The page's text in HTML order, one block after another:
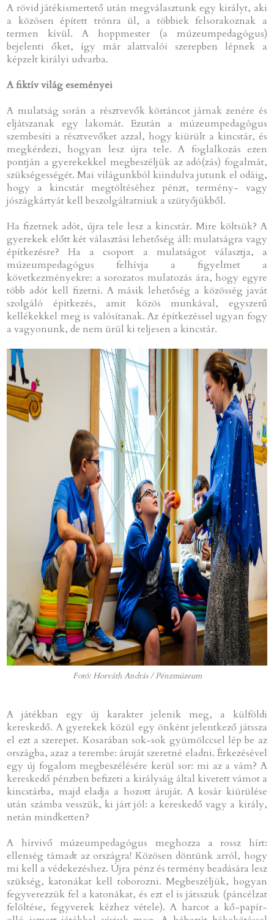
A rövid játékismertető után megválasztunk egy királyt, aki
a közösen épített trónra ül, a többiek felsorakoznak a
termen kívül. A hoppmester (a múzeumpedagógus)
bejelenti őket, így már alattvalói szerepben lépnek a
képzelt királyi udvarba.
A fiktív világ eseményei
A mulatság során a résztvevők körtáncot járnak zenére és
eljátszanak egy lakomát. Ezután a múzeumpedagógus
szembesíti a résztvevőket azzal, hogy kiürült a kincstár, és
megkérdezi, hogyan lesz újra tele. A foglalkozás ezen
pontján a gyerekekkel megbeszéljük az adó(zás) fogalmát,
szükségességét. Mai világunkból kiindulva jutunk el odáig,
hogy a kincstár megtöltéséhez pénzt, termény- vagy
jószágkártyát kell beszolgáltatniuk a szütyőjükből.
Ha fizetnek adót, újra tele lesz a kincstár. Mire költsük? A
gyerekek előtt két választási lehetőség áll: mulatságra vagy
építkezésre? Ha a csoport a mulatságot választja, a
múzeumpedagógus felhívja a figyelmet a
következményekre: a sorozatos mulatozás ára, hogy egyre
több adót kell fizetni. A másik lehetőség a közösség javát
szolgáló építkezés, amit közös munkával, egyszerű
kellékekkel meg is valósítanak. Az építkezéssel ugyan fogy
a vagyonunk, de nem ürül ki teljesen a kincstár.
Fotó: Horváth András / Pénzmúzeum
A játékban egy új karakter jelenik meg, a külföldi
kereskedő. A gyerekek közül egy önként jelentkező játssza
el ezt a szerepet. Kosarában sok-sok gyümölccsel lép be az
országba, azaz a terembe: áruját szeretné eladni. Érkezésével
egy új fogalom megbeszélésére kerül sor: mi az a vám? A
kereskedő pénzben befizeti a királyság által kivetett vámot a
kincstárba, majd eladja a hozott áruját. A kosár kiürülése
után számba vesszük, ki járt jól: a kereskedő vagy a király,
netán mindketten?
A hírvivő múzeumpedagógus meghozza a rossz hírt:
ellenség támadt az országra! Közösen döntünk arról, hogy
mi kell a védekezéshez. Újra pénz és termény beadására lesz
szükség, katonákat kell toborozni. Megbeszéljük, hogyan
fegyverezzük fel a katonákat, és ezt el is játsszuk (páncélzat
felöltése, fegyverek kézhez vétele). A harcot a kő-papír-